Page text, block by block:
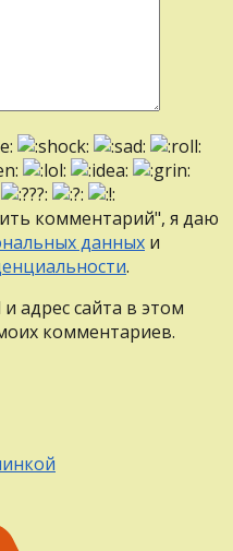
комментарий", я даю
данных и
.
адрес сайта в этом
комментариев.